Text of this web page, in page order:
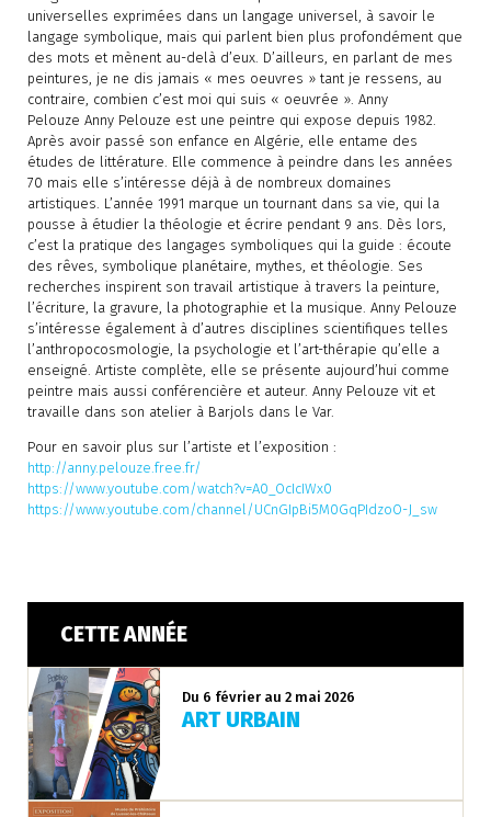
universelles exprimées dans un langage universel, à savoir le
langage symbolique, mais qui parlent bien plus profondément que
des mots et mènent au-delà d’eux. D’ailleurs, en parlant de mes
peintures, je ne dis jamais « mes oeuvres » tant je ressens, au
contraire, combien c’est moi qui suis « oeuvrée ». Anny
Pelouze Anny Pelouze est une peintre qui expose depuis 1982.
Après avoir passé son enfance en Algérie, elle entame des
études de littérature. Elle commence à peindre dans les années
70 mais elle s’intéresse déjà à de nombreux domaines
artistiques. L’année 1991 marque un tournant dans sa vie, qui la
pousse à étudier la théologie et écrire pendant 9 ans. Dès lors,
c’est la pratique des langages symboliques qui la guide : écoute
des rêves, symbolique planétaire, mythes, et théologie. Ses
recherches inspirent son travail artistique à travers la peinture,
l’écriture, la gravure, la photographie et la musique. Anny Pelouze
s’intéresse également à d’autres disciplines scientifiques telles
l’anthropocosmologie, la psychologie et l’art-thérapie qu’elle a
enseigné. Artiste complète, elle se présente aujourd’hui comme
peintre mais aussi conférencière et auteur. Anny Pelouze vit et
travaille dans son atelier à Barjols dans le Var.
Pour en savoir plus sur l’artiste et l’exposition :
http://anny.pelouze.free.fr/
https://www.youtube.com/watch?v=A0_OcIcIWx0
https://www.youtube.com/channel/UCnGIpBi5M0GqPIdzoO-J_sw
CETTE ANNÉE
Du 6 février au 2 mai 2026
ART URBAIN